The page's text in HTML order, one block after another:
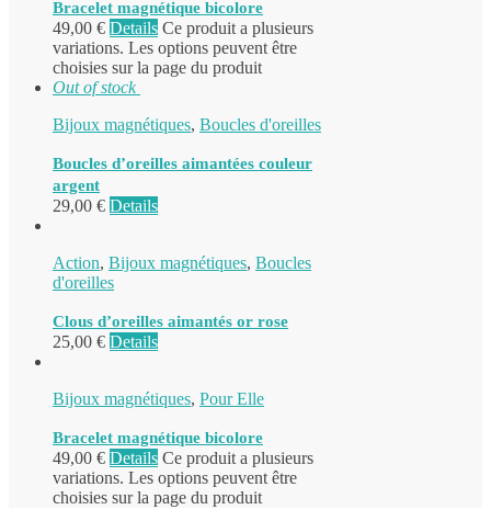
Bracelet magnétique bicolore
49,00 € Details Ce produit a plusieurs
variations. Les options peuvent être
choisies sur la page du produit
Out of stock
Bijoux magnétiques, Boucles d'oreilles
Boucles d’oreilles aimantées couleur
argent
29,00 € Details
Action, Bijoux magnétiques, Boucles
d'oreilles
Clous d’oreilles aimantés or rose
25,00 € Details
Bijoux magnétiques, Pour Elle
Bracelet magnétique bicolore
49,00 € Details Ce produit a plusieurs
variations. Les options peuvent être
choisies sur la page du produit